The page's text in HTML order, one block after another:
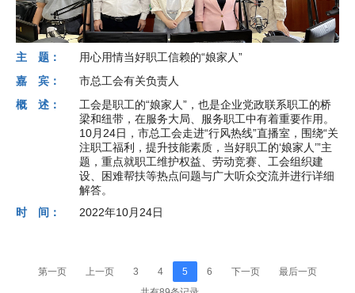
主 题：
用心用情当好职工信赖的“娘家人”
嘉 宾：
市总工会有关负责人
概 述：
工会是职工的“娘家人”，也是企业党政联系职工的桥
梁和纽带，在服务大局、服务职工中有着重要作用。
10月24日，市总工会走进“行风热线”直播室，围绕“关
注职工福利，提升技能素质，当好职工的‘娘家人’”主
题，重点就职工维护权益、劳动竞赛、工会组织建
设、困难帮扶等热点问题与广大听众交流并进行详细
解答。
时 间：
2022年10月24日
第一页 上一页 3 4 5 6 下一页
最后一页